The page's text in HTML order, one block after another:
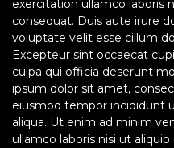
exercitation ullamco laboris
consequat. Duis aute irure
voluptate velit esse cillum
Excepteur sint occaecat
culpa qui officia deserunt
ipsum dolor sit amet,
eiusmod tempor incididunt
aliqua. Ut enim ad minim
ullamco laboris nisi ut